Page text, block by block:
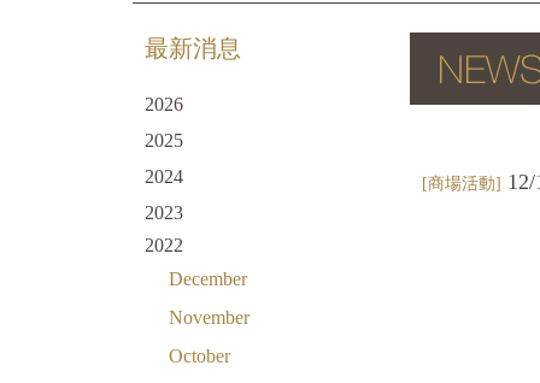
最新消息
2026
2025
2024
2023
2022
December
November
October
[商場活動]